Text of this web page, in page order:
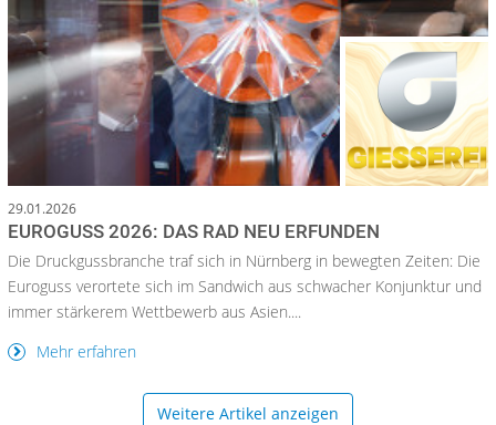
29.01.2026
EUROGUSS 2026: DAS RAD NEU ERFUNDEN
Die Druckgussbranche traf sich in Nürnberg in bewegten Zeiten: Die
Euroguss verortete sich im Sandwich aus schwacher Konjunktur und
immer stärkerem Wettbewerb aus Asien....
Mehr erfahren
Weitere Artikel anzeigen